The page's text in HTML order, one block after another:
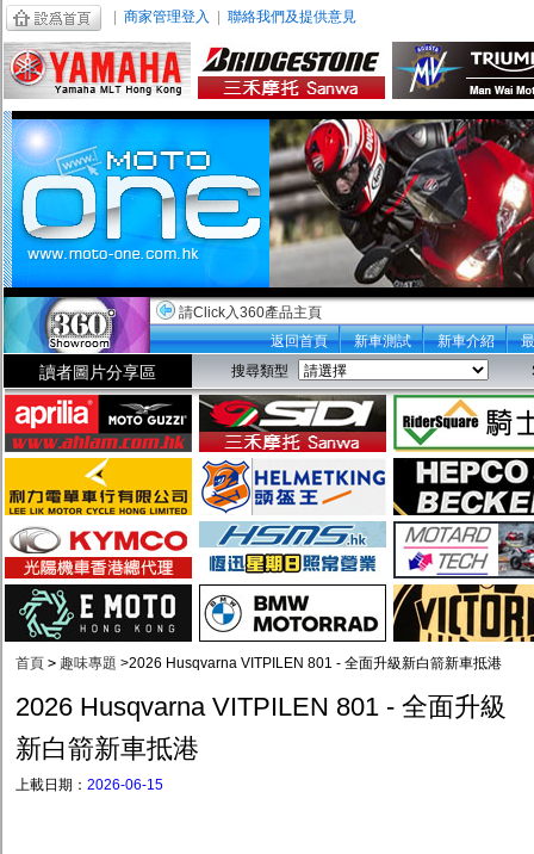
商家管理登入 聯絡我們及提供意見
請Click入360產品主頁
返回首頁
新車測試 新車介紹
讀者圖片分享區 搜尋類型
首頁 > 趣味專題 >2026 Husqvarna VITPILEN 801 - 全面升級新白箭新車抵港
2026 Husqvarna VITPILEN 801 - 全面升級
新白箭新車抵港
上載日期： 2026-06-15